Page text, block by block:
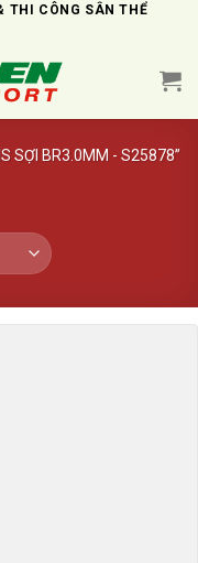
THI CÔNG SÂN THỂ
SỢI BR3.0MM - S25878”